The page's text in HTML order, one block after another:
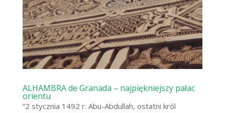
ALHAMBRA de Granada – najpiękniejszy pałac
orientu
“2 stycznia 1492 r. Abu-Abdullah, ostatni król